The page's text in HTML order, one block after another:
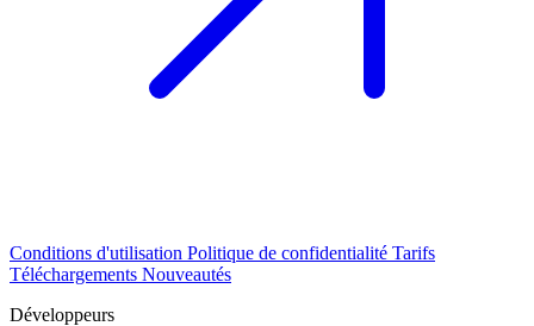
Conditions d'utilisation Politique de confidentialité Tarifs
Téléchargements Nouveautés
Développeurs